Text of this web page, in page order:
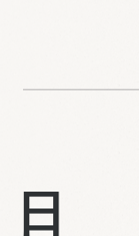
日